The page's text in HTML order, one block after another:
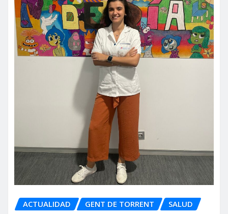
ACTUALIDAD GENT DE TORRENT SALUD